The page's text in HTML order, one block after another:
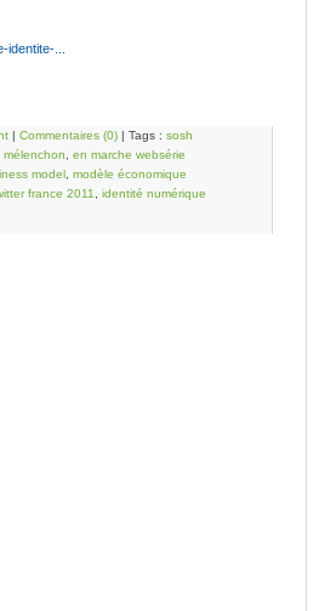
...
| Commentaires (0) | Tags : sosh
mélenchon
en marche websérie
model modèle économique
france 2011 identité numérique